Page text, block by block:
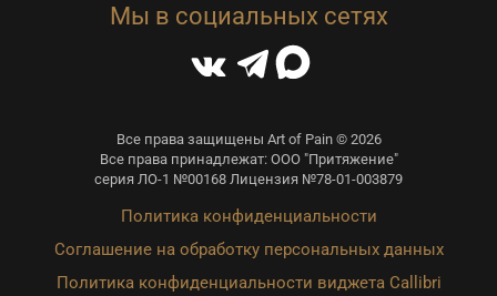
Мы в социальных сетях
Все права защищены Art of Pain © 2026
Все права принадлежат: ООО "Притяжение"
серия ЛО-1 №00168 Лицензия №78-01-003879
Политика конфиденциальности
Соглашение на обработку персональных данных
Политика конфиденциальности виджета Callibri